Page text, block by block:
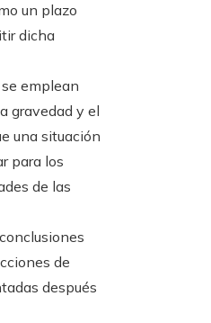
un plazo
dicha
emplean
gravedad y el
una situación
para los
de las
de
después